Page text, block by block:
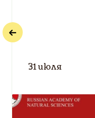
31 июля